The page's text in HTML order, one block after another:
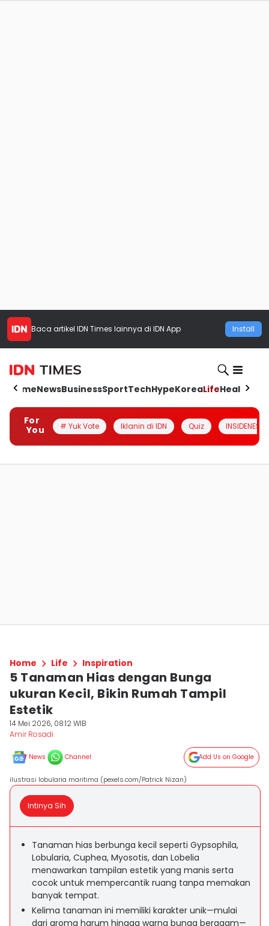
Baca artikel IDN Times lainnya di IDN App Install
HomeNewsBusinessSportTechHypeKoreaLifeHealth
For
You
# Yuk Vote Iklanin di IDN Quiz INSIDENESIA
Home Life Inspiration
5 Tanaman Hias dengan Bunga
ukuran Kecil, Bikin Rumah Tampil
Estetik
14 Mei 2026, 08:12 WIB
Amir Rosadi
News Channel Add Us on Google
ilustrasi lobularia maritima (pexels.com/Patrick Nizan)
Intinya Sih
Tanaman hias berbunga kecil seperti Gypsophila,
Lobularia, Cuphea, Myosotis, dan Lobelia
menawarkan tampilan estetik yang manis serta
cocok untuk mempercantik ruang tanpa memakan
banyak tempat.
Kelima tanaman ini memiliki karakter unik—mulai
dari aroma harum hingga warna bunga beragam—